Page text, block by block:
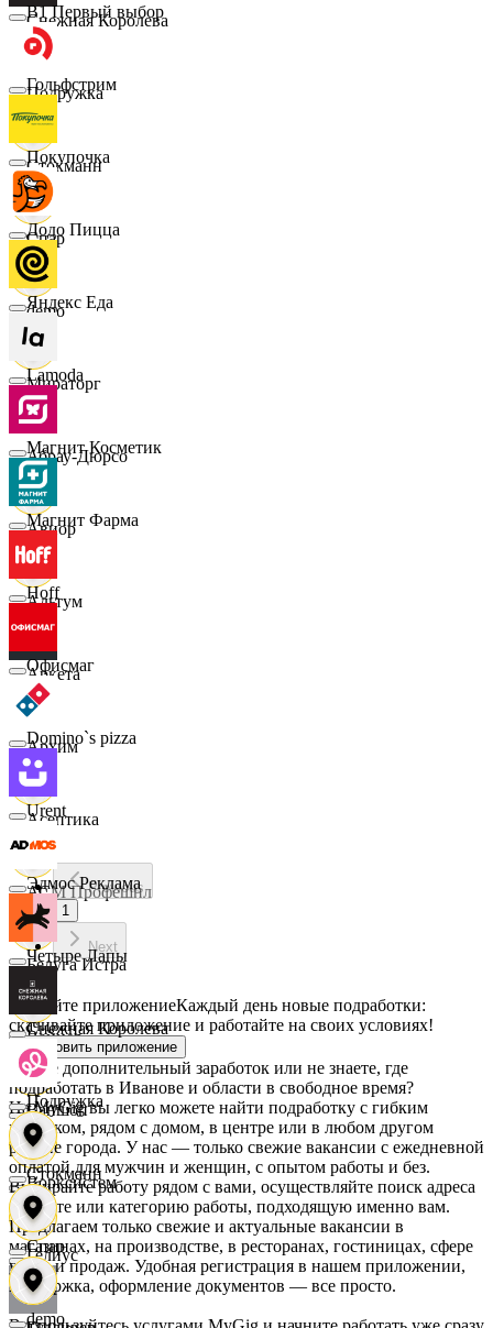
Снежная Королева
Подружка
Стокманн
Cпар
demo
Мираторг
Абрау-Дюрсо
Авиор
Альтум
Аркета
Архим
Асептика
АСМ Профешнл
Белуга Истра
Вайнер
Ваншоп
Ворксистем
Гелиус
B1 Первый выбор
Гольфстрим
Покупочка
Додо Пицца
Яндекс Еда
Lamoda
Магнит Косметик
Магнит Фарма
Hoff
Офисмаг
Domino`s pizza
Urent
Эдмос Реклама
Четыре Лапы
Снежная Королева
Подружка
Стокманн
Cпар
demo
Previous
1
Next
Скачайте приложениеКаждый день новые подработки:
скачивайте приложение и работайте на своих условиях!
Установить приложение
Ищете дополнительный заработок или не знаете, где
подработать в Иванове и области в свободное время?
На MyGig вы легко можете найти подработку с гибким
графиком, рядом с домом, в центре или в любом другом
районе города. У нас — только свежие вакансии с ежедневной
оплатой для мужчин и женщин, с опытом работы и без.
Выбирайте работу рядом с вами, осуществляйте поиск адреса
на карте или категорию работы, подходящую именно вам.
Предлагаем только свежие и актуальные вакансии в
магазинах, на производстве, в ресторанах, гостиницах, сфере
услуг и продаж. Удобная регистрация в нашем приложении,
поддержка, оформление документов — все просто.